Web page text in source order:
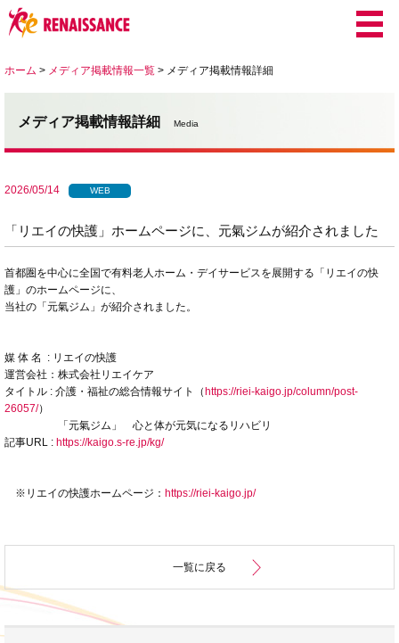
ホーム > メディア掲載情報一覧 > メディア掲載情報詳細
メディア掲載情報詳細 Media
2026/05/14 WEB
「リエイの快護」ホームページに、元氣ジムが紹介されました
首都圏を中心に全国で有料老人ホーム・デイサービスを展開する「リエイの快
護」のホームページに、
当社の「元氣ジム」が紹介されました。
媒 体 名 : リエイの快護
運営会社：株式会社リエイケア
タイトル : 介護・福祉の総合情報サイト（ https://riei-kaigo.jp/column/post-
26057/）
「元氣ジム」 心と体が元気になるリハビリ
記事URL : https://kaigo.s-re.jp/kg/
※リエイの快護ホームページ： https://riei-kaigo.jp/
一覧に戻る